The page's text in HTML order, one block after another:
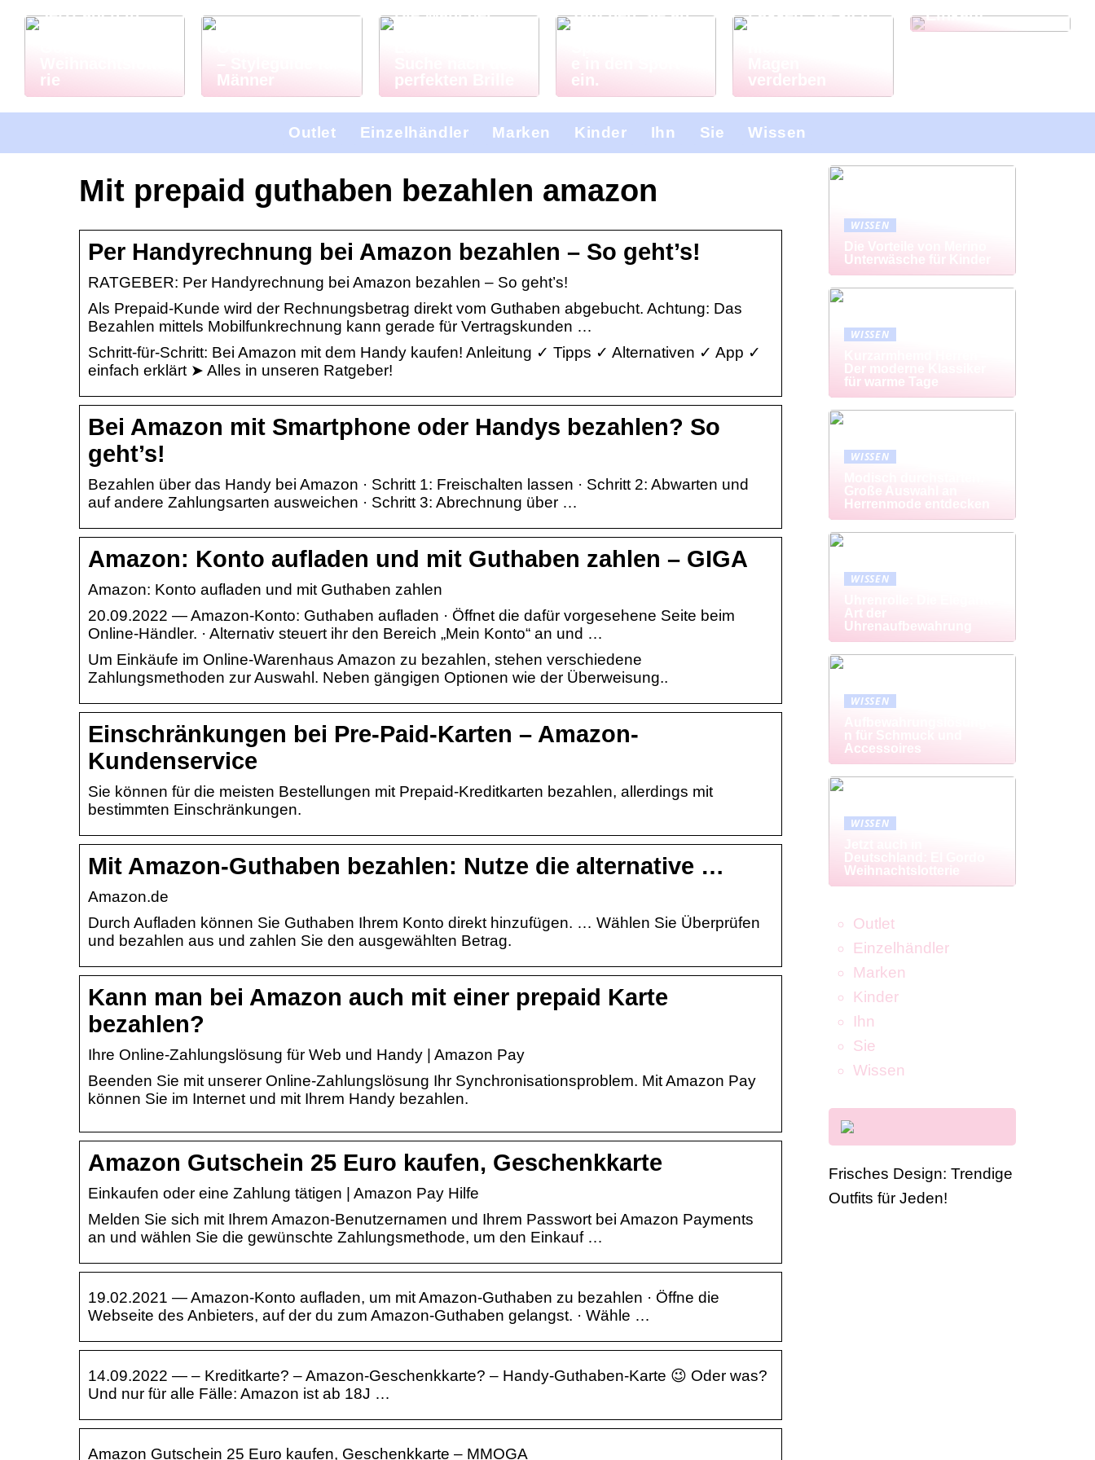
Jetzt auch in
rie
Männer
Die Wahl der
perfekten Brille
Tauchen Sie an
ein.
Lassen Sie sich
verderben
Einkauf
Outlet Einzelhändler Marken Kinder Ihn Sie Wissen
Mit prepaid guthaben bezahlen amazon
Per Handyrechnung bei Amazon bezahlen – So geht’s!
RATGEBER: Per Handyrechnung bei Amazon bezahlen – So geht’s!
Als Prepaid-Kunde wird der Rechnungsbetrag direkt vom Guthaben abgebucht. Achtung: Das
Bezahlen mittels Mobilfunkrechnung kann gerade für Vertragskunden …
Schritt-für-Schritt: Bei Amazon mit dem Handy kaufen! Anleitung ✓ Tipps ✓ Alternativen ✓ App ✓
einfach erklärt ➤ Alles in unseren Ratgeber!
Bei Amazon mit Smartphone oder Handys bezahlen? So
geht’s!
Bezahlen über das Handy bei Amazon · Schritt 1: Freischalten lassen · Schritt 2: Abwarten und
auf andere Zahlungsarten ausweichen · Schritt 3: Abrechnung über …
Amazon: Konto aufladen und mit Guthaben zahlen – GIGA
Amazon: Konto aufladen und mit Guthaben zahlen
20.09.2022 — Amazon-Konto: Guthaben aufladen · Öffnet die dafür vorgesehene Seite beim
Online-Händler. · Alternativ steuert ihr den Bereich „Mein Konto“ an und …
Um Einkäufe im Online-Warenhaus Amazon zu bezahlen, stehen verschiedene
Zahlungsmethoden zur Auswahl. Neben gängigen Optionen wie der Überweisung..
Einschränkungen bei Pre-Paid-Karten – Amazon-
Kundenservice
Sie können für die meisten Bestellungen mit Prepaid-Kreditkarten bezahlen, allerdings mit
bestimmten Einschränkungen.
Mit Amazon-Guthaben bezahlen: Nutze die alternative …
Amazon.de
Durch Aufladen können Sie Guthaben Ihrem Konto direkt hinzufügen. … Wählen Sie Überprüfen
und bezahlen aus und zahlen Sie den ausgewählten Betrag.
Kann man bei Amazon auch mit einer prepaid Karte
bezahlen?
Ihre Online-Zahlungslösung für Web und Handy | Amazon Pay
Beenden Sie mit unserer Online-Zahlungslösung Ihr Synchronisationsproblem. Mit Amazon Pay
können Sie im Internet und mit Ihrem Handy bezahlen.
Amazon Gutschein 25 Euro kaufen, Geschenkkarte
Einkaufen oder eine Zahlung tätigen | Amazon Pay Hilfe
Melden Sie sich mit Ihrem Amazon-Benutzernamen und Ihrem Passwort bei Amazon Payments
an und wählen Sie die gewünschte Zahlungsmethode, um den Einkauf …
19.02.2021 — Amazon-Konto aufladen, um mit Amazon-Guthaben zu bezahlen · Öffne die
Webseite des Anbieters, auf der du zum Amazon-Guthaben gelangst. · Wähle …
14.09.2022 — – Kreditkarte? – Amazon-Geschenkkarte? – Handy-Guthaben-Karte 😉 Oder was?
Und nur für alle Fälle: Amazon ist ab 18J …
Amazon Gutschein 25 Euro kaufen, Geschenkkarte – MMOGA
WISSEN
Die Vorteile von Merino
Unterwäsche für Kinder
WISSEN
Der moderne Klassiker
für warme Tage
WISSEN
Große Auswahl an
Herrenmode entdecken
WISSEN
Art der
Uhrenaufbewahrung
WISSEN
n für Schmuck und
Accessoires
WISSEN
Deutschland: El Gordo
Weihnachtslotterie
Outlet
Einzelhändler
Marken
Kinder
Ihn
Sie
Wissen
Frisches Design: Trendige
Outfits für Jeden!